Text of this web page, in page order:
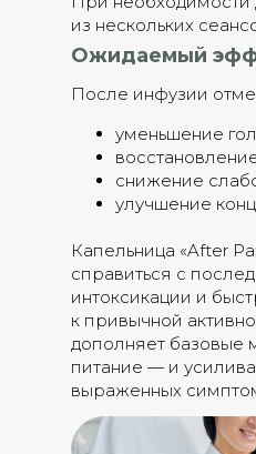
из нескольких
После инфузии
уменьшение
снижение
улучшение
Капельница «After
справиться с
интоксикации и
к привычной
дополняет базовые
питание — и
выраженных
Ожидаемый